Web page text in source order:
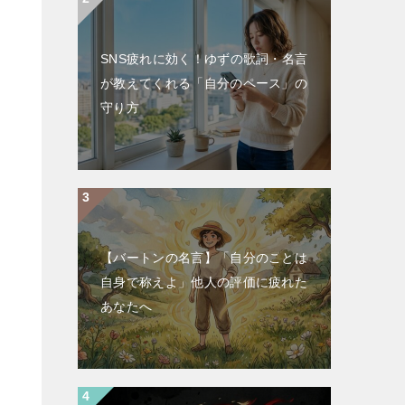
SNS疲れに効く！ゆずの歌詞・名言
が教えてくれる「自分のペース」の
守り方
【バートンの名言】「自分のことは
自身で称えよ」他人の評価に疲れた
あなたへ